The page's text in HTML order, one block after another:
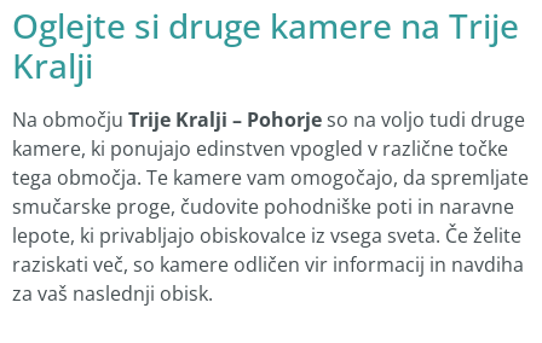
Oglejte si druge kamere na Trije
Kralji
Na območju Trije Kralji – Pohorjeso na voljo tudi druge
kamere, ki ponujajo edinstven vpogled v različne točke
tega območja. Te kamere vam omogočajo, da spremljate
smučarske proge, čudovite pohodniške poti in naravne
lepote, ki privabljajo obiskovalce iz vsega sveta. Če želite
raziskati več, so kamere odličen vir informacij in navdiha
za vaš naslednji obisk.